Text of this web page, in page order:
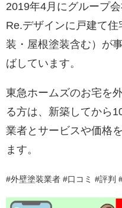
2019年4月にグループ
Re.デザインに戸建て
装・屋根塗装含む）が
ばしています。
東急ホームズのお宅を
る方は、新築してから
業者とサービスや価格
ます。
#外壁塗装業者 #口コミ #評判